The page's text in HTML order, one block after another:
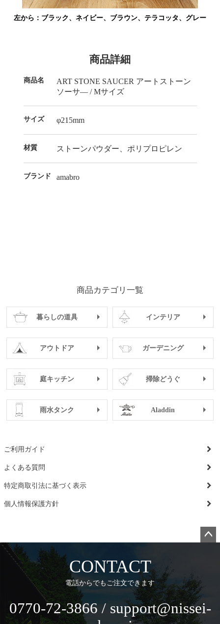
左から：ブラック、ネイビー、ブラウン、テラコッタ、グレー
商品詳細
商品名
ART STONE SAUCER アートストーン
ソーサ― / Mサイズ
サイズ φ215mm
材質 ストーンパウダー、ポリプロピレン
ブランド amabro
商品カテゴリ一覧
暮らしの道具 インテリア
アウトドア ガーデニング
庭キッチン 掃除どうぐ
雨水タンク Aladdin
ご利用ガイド
よくある質問
特定商取引法に基づく表示
個人情報保護方針
CONTACT
電話からでもご注文できます
0770-72-3866 / support@nissei-